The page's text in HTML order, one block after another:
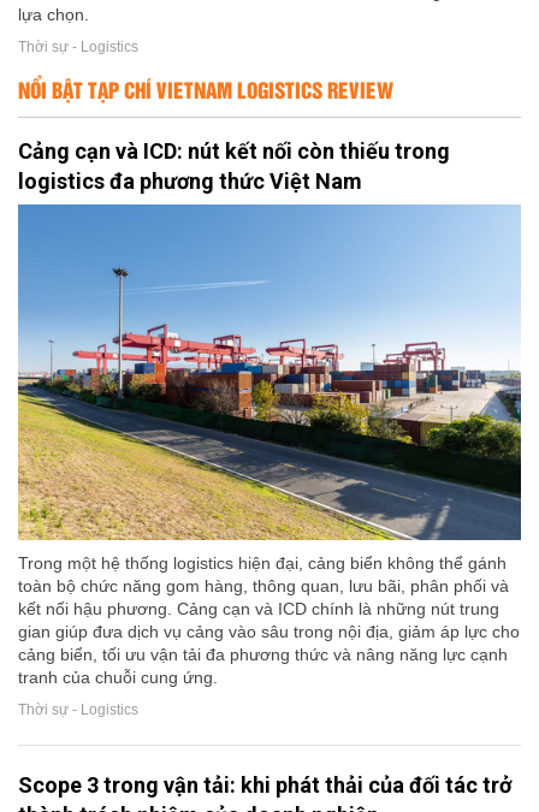
lựa chọn.
Thời sự - Logistics
NỔI BẬT TẠP CHÍ VIETNAM LOGISTICS REVIEW
Cảng cạn và ICD: nút kết nối còn thiếu trong
logistics đa phương thức Việt Nam
Trong một hệ thống logistics hiện đại, cảng biển không thể gánh
toàn bộ chức năng gom hàng, thông quan, lưu bãi, phân phối và
kết nối hậu phương. Cảng cạn và ICD chính là những nút trung
gian giúp đưa dịch vụ cảng vào sâu trong nội địa, giảm áp lực cho
cảng biển, tối ưu vận tải đa phương thức và nâng năng lực cạnh
tranh của chuỗi cung ứng.
Thời sự - Logistics
Scope 3 trong vận tải: khi phát thải của đối tác trở